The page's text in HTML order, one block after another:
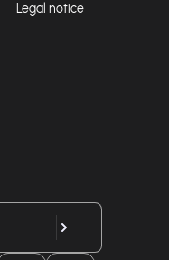
Legal notice